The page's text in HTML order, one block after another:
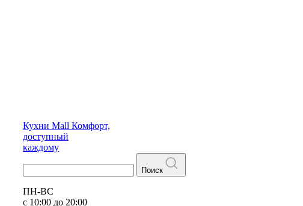
Кухни Mall Комфорт,
доступный
каждому
Поиск
ПН-ВС
с 10:00 до 20:00